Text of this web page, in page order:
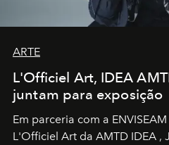
ARTE
L'Officiel Art, IDEA
juntam para exposição
Em parceria com a ENVISEAM
L'Officiel Art da AMTD IDEA ,